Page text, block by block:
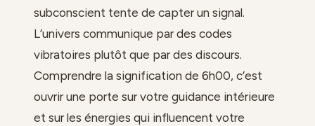
subconscient tente de capter un signal.
L’univers communique par des codes
vibratoires plutôt que par des discours.
Comprendre la signification de 6h00, c’est
ouvrir une porte sur votre guidance intérieure
et sur les énergies qui influencent votre